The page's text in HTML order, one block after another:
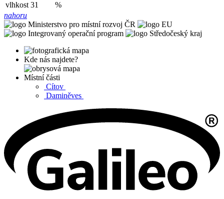
vlhkost 31
%
nahoru
Kde nás najdete?
Místní části
Cítov
Daminěves